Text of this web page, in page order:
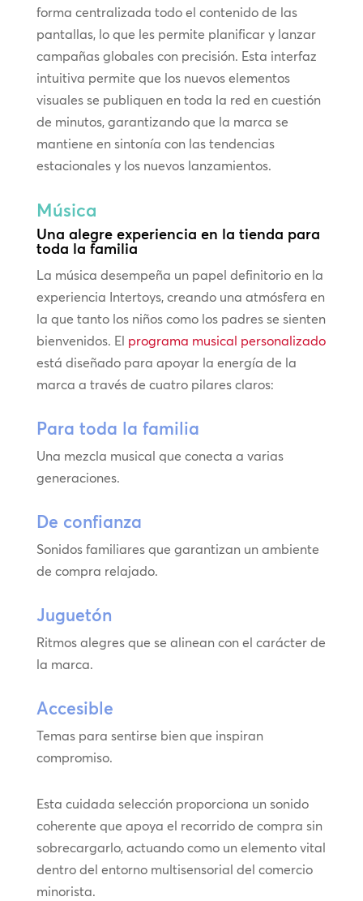
forma centralizada todo el contenido de las
pantallas, lo que les permite planificar y lanzar
campañas globales con precisión. Esta interfaz
intuitiva permite que los nuevos elementos
visuales se publiquen en toda la red en cuestión
de minutos, garantizando que la marca se
mantiene en sintonía con las tendencias
estacionales y los nuevos lanzamientos.
Música
Una alegre experiencia en la tienda para
toda la familia
La música desempeña un papel definitorio en la
experiencia Intertoys, creando una atmósfera en
la que tanto los niños como los padres se sienten
bienvenidos. El programa musical personalizado
está diseñado para apoyar la energía de la
marca a través de cuatro pilares claros:
Para toda la familia
Una mezcla musical que conecta a varias
generaciones.
De confianza
Sonidos familiares que garantizan un ambiente
de compra relajado.
Juguetón
Ritmos alegres que se alinean con el carácter de
la marca.
Accesible
Temas para sentirse bien que inspiran
compromiso.
Esta cuidada selección proporciona un sonido
coherente que apoya el recorrido de compra sin
sobrecargarlo, actuando como un elemento vital
dentro del entorno multisensorial del comercio
minorista.